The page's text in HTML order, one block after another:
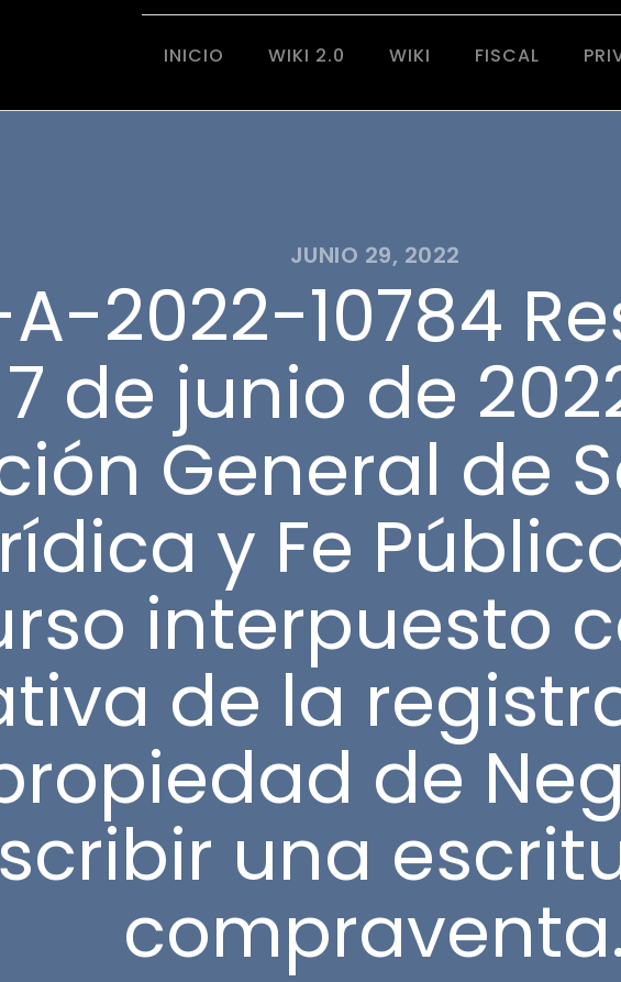
INICIO WIKI 2.0 WIKI FISCAL
JUNIO 29, 2022
A-2022-10784
de junio de
General de
y Fe
interpuesto
de la
de
una